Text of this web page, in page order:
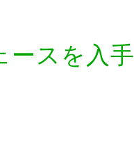
ースを入手